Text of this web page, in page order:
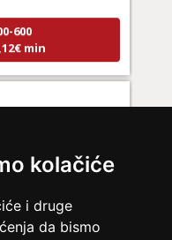
kolačiće
i druge
da bismo
600
min
ljubavnih problema
min